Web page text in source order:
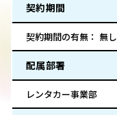
契約期間
契約期間の有無： 無し
配属部署
レンタカー事業部